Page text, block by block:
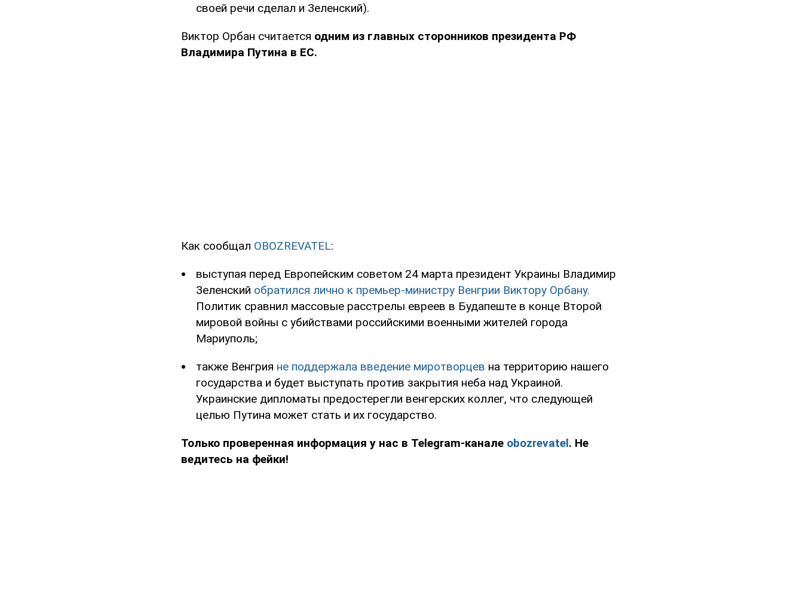
своей речи сделал и Зеленский).
Виктор Орбан cчитается одним из главных сторонников президента РФ
Владимира Путина в ЕС.
Как сообщал OBOZREVATEL:
выступая перед Европейским советом 24 марта президент Украины Владимир
Зеленский обратился лично к премьер-министру Венгрии Виктору Орбану.
Политик сравнил массовые расстрелы евреев в Будапеште в конце Второй
мировой войны с убийствами российскими военными жителей города
Мариуполь;
также Венгрия не поддержала введение миротворцев на территорию нашего
государства и будет выступать против закрытия неба над Украиной.
Украинские дипломаты предостерегли венгерских коллег, что следующей
целью Путина может стать и их государство.
Только проверенная информация у нас в Telegram-канале obozrevatel. Не
ведитесь на фейки!